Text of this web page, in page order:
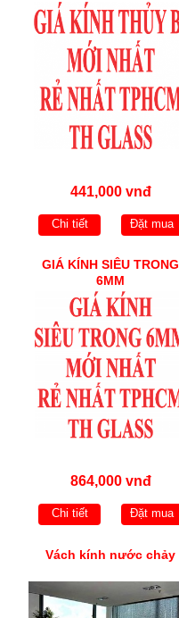
441,000 vnđ
Chi tiết Đặt mua
GIÁ KÍNH SIÊU TRONG
6MM
864,000 vnđ
Chi tiết Đặt mua
Vách kính nước chảy